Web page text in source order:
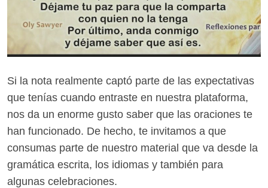
Si la nota realmente captó parte de las expectativas
que tenías cuando entraste en nuestra plataforma,
nos da un enorme gusto saber que las oraciones te
han funcionado. De hecho, te invitamos a que
consumas parte de nuestro material que va desde la
gramática escrita, los idiomas y también para
algunas celebraciones.